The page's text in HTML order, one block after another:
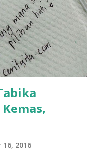
biasanya aku akan
husna... yang abg
shah la pulak.. tapi
pimpin... ajer rebeh
16, 2016